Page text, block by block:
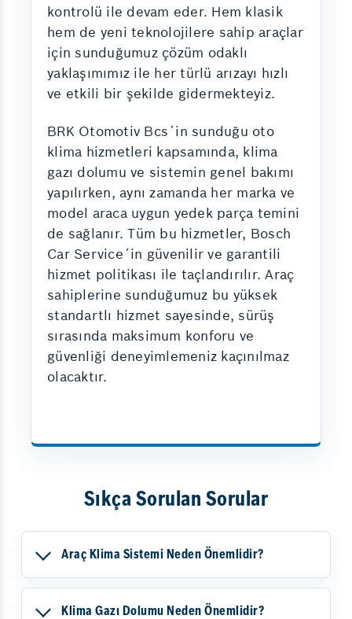
kontrolü ile devam eder. Hem klasik
hem de yeni teknolojilere sahip araçlar
için sunduğumuz çözüm odaklı
yaklaşımımız ile her türlü arızayı hızlı
ve etkili bir şekilde gidermekteyiz.
BRK Otomotiv Bcs´in sunduğu oto
klima hizmetleri kapsamında, klima
gazı dolumu ve sistemin genel bakımı
yapılırken, aynı zamanda her marka ve
model araca uygun yedek parça temini
de sağlanır. Tüm bu hizmetler, Bosch
Car Service´in güvenilir ve garantili
hizmet politikası ile taçlandırılır. Araç
sahiplerine sunduğumuz bu yüksek
standartlı hizmet sayesinde, sürüş
sırasında maksimum konforu ve
güvenliği deneyimlemeniz kaçınılmaz
olacaktır.
Sıkça Sorulan Sorular
Araç Klima Sistemi Neden Önemlidir?
Klima Gazı Dolumu Neden Önemlidir?